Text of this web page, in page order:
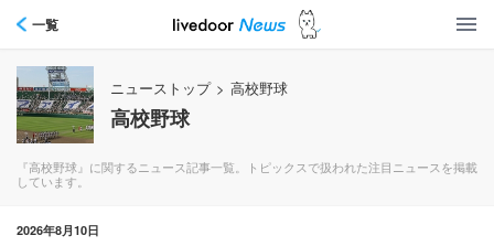
一覧
ニューストップ > 高校野球
高校野球
『高校野球』に関するニュース記事一覧。トピックスで扱われた注目ニュースを掲載
しています。
2026年8月10日